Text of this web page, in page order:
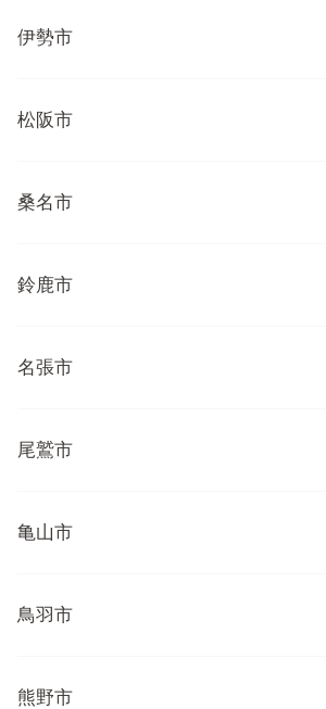
伊勢市
松阪市
桑名市
鈴鹿市
名張市
尾鷲市
亀山市
鳥羽市
熊野市